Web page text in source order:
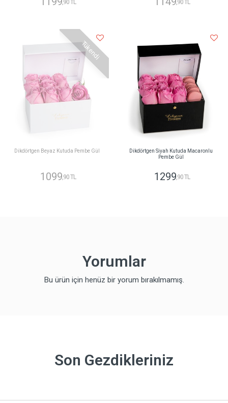
,90 TL ,90 TL
Tükendi
Dikdörtgen Beyaz Kutuda Pembe Gül
1099,90 TL
Dikdörtgen Siyah Kutuda Macaronlu
Pembe Gül
1299,90 TL
Yorumlar
Bu ürün için henüz bir yorum bırakılmamış.
Son Gezdikleriniz